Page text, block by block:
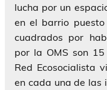
lucha por un
en el barrio
cuadrados por
por la OMS son
Red Ecosocialista
en cada una de las